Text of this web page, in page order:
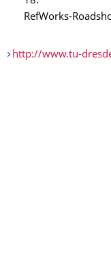
RefWorks-
http://www.tu-